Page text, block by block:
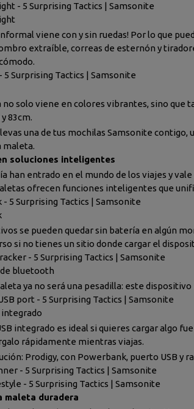
- 5 Surprising Tactics | Samsonite
viene con y sin ruedas! Por lo que
extraíble, correas de esternón y
5 Surprising Tactics | Samsonite
no solo viene en colores vibrantes, sino que
83cm.
una de tus mochilas Samsonite
maleta.
soluciones inteligentes
han entrado en el mundo de los viajes y
ofrecen funciones inteligentes que
- 5 Surprising Tactics | Samsonite
se pueden quedar sin batería en algún
si no tienes un sitio donde cargar el
- 5 Surprising Tactics | Samsonite
bluetooth
ya no será una pesadilla: este
port - 5 Surprising Tactics | Samsonite
integrado
integrado es ideal si quieres cargar algo
rápidamente mientras viajas.
Prodigy, con Powerbank, puerto USB y
- 5 Surprising Tactics | Samsonite
- 5 Surprising Tactics | Samsonite
maleta duradera